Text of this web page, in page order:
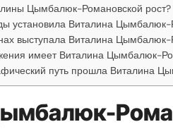
Цымбалюк-Романовской рост?
установила Виталина Цымбалюк-
выступала Виталина
имеет Виталина Цымбалюк-
путь прошла Виталина